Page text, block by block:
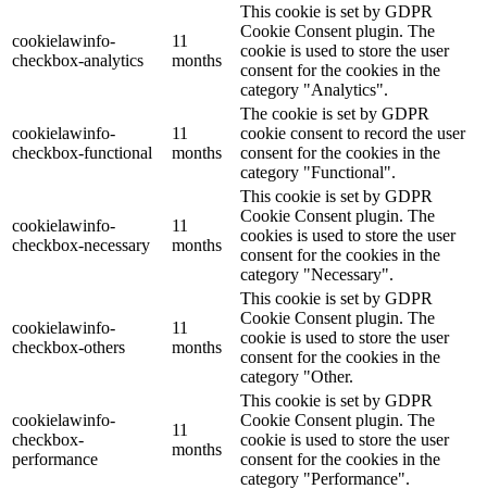
cookielawinfo-
checkbox-analytics
11
months
This cookie is set by GDPR
Cookie Consent plugin. The
cookie is used to store the user
consent for the cookies in the
category "Analytics".
cookielawinfo-
checkbox-functional
11
months
The cookie is set by GDPR
cookie consent to record the user
consent for the cookies in the
category "Functional".
cookielawinfo-
checkbox-necessary
11
months
This cookie is set by GDPR
Cookie Consent plugin. The
cookies is used to store the user
consent for the cookies in the
category "Necessary".
cookielawinfo-
checkbox-others
11
months
This cookie is set by GDPR
Cookie Consent plugin. The
cookie is used to store the user
consent for the cookies in the
category "Other.
cookielawinfo-
checkbox-
performance
11
months
This cookie is set by GDPR
Cookie Consent plugin. The
cookie is used to store the user
consent for the cookies in the
category "Performance".